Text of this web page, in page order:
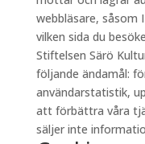
webbläsare, såsom
vilken sida du
Stiftelsen Särö
följande ändamål:
användarstatistik,
att förbättra våra
säljer inte